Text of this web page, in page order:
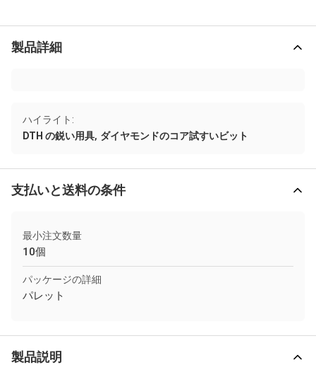
製品詳細
ハイライト:
DTH の鋭い用具, ダイヤモンドのコア試すいビット
支払いと送料の条件
最小注文数量
10個
パッケージの詳細
パレット
製品説明